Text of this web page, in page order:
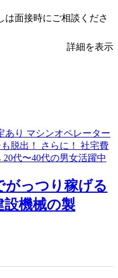
面接時にご相談くださ
詳細を表示
がっつり稼げる
機械の製